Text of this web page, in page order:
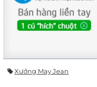
Xưởng May Jean